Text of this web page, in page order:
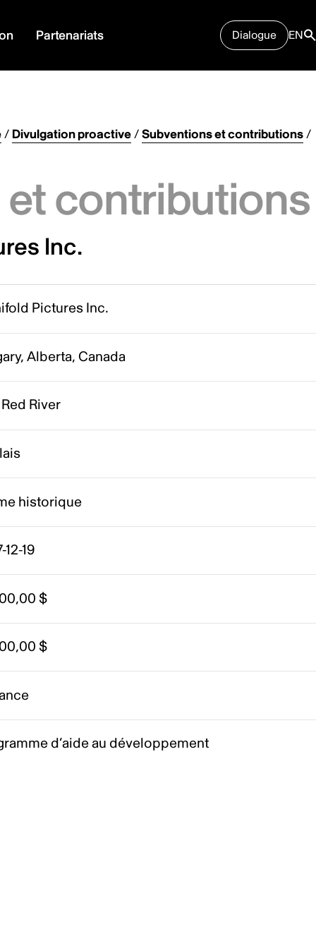
Partenariats Dialogue EN
/ Divulgation proactive/Subventions et contributions/
contributions
Inc.
Pictures Inc.
Alberta, Canada
River
historique
12-19
$
$
d’aide au développement